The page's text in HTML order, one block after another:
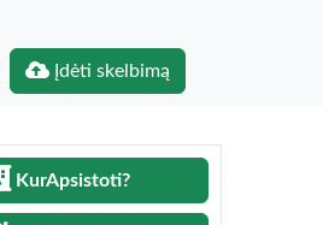
Įdėti skelbimą
KurApsistoti?